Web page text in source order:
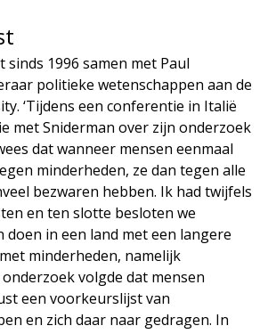
1996 samen met Paul
politieke wetenschappen aan de
‘Tijdens een conferentie in Italië
met Sniderman over zijn onderzoek
dat wanneer mensen eenmaal
minderheden, ze dan tegen alle
bezwaren hebben. Ik had twijfels
en ten slotte besloten we
doen in een land met een langere
minderheden, namelijk
volgde dat mensen
een voorkeurslijst van
en zich daar naar gedragen. In